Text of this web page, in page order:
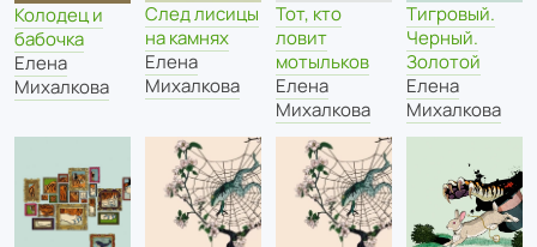
Колодец и
бабочка
Елена
Михалкова
След лисицы
на камнях
Елена
Михалкова
Тот, кто
ловит
мотыльков
Елена
Михалкова
Тигровый.
Черный.
Золотой
Елена
Михалкова